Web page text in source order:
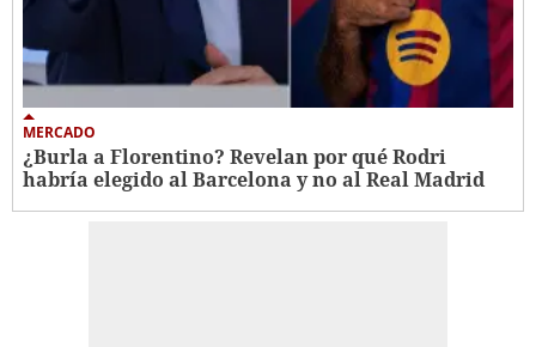
MERCADO
¿Burla a Florentino? Revelan por qué Rodri
habría elegido al Barcelona y no al Real Madrid